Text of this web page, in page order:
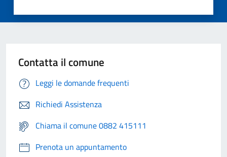
Contatta il comune
Leggi le domande frequenti
Richiedi Assistenza
Chiama il comune 0882 415111
Prenota un appuntamento